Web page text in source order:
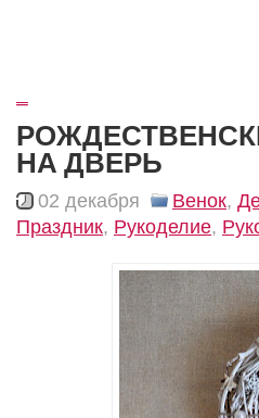
НА ДВЕРЬ
02 декабря Венок,
Праздник, Рукоделие,